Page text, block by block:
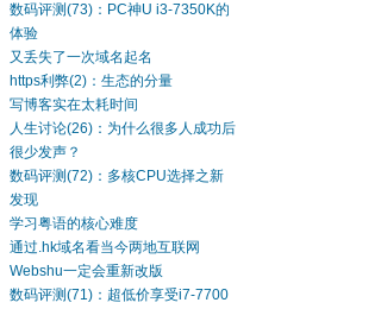
数码评测(73)：PC神U i3-7350K的
体验
又丢失了一次域名起名
https利弊(2)：生态的分量
写博客实在太耗时间
人生讨论(26)：为什么很多人成功后
很少发声？
数码评测(72)：多核CPU选择之新
发现
学习粤语的核心难度
通过.hk域名看当今两地互联网
Webshu一定会重新改版
数码评测(71)：超低价享受i7-7700